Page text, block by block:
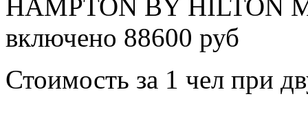
HAMPTON BY HILTON
включено 88600 руб
Стоимость за 1 чел при